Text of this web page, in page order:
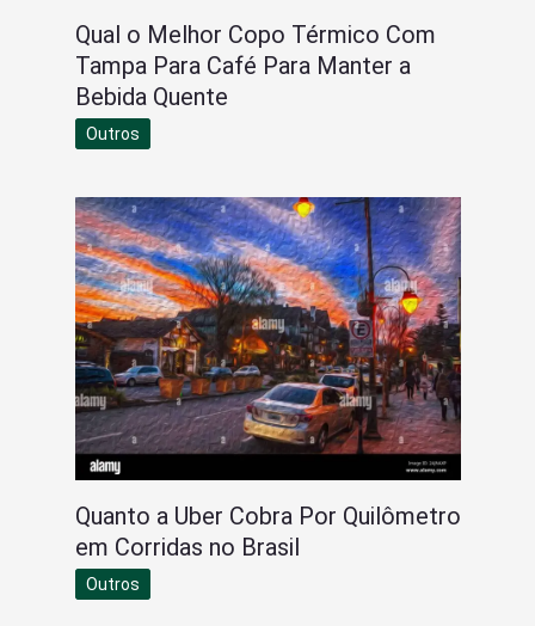
Qual o Melhor Copo Térmico Com
Tampa Para Café Para Manter a
Bebida Quente
Outros
Quanto a Uber Cobra Por Quilômetro
em Corridas no Brasil
Outros